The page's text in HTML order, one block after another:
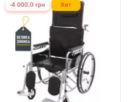
-4 000.0 грн Хит